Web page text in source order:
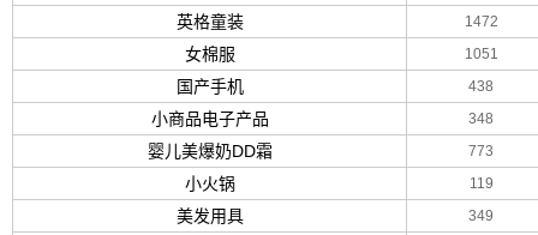
英格童装 1472
女棉服 1051
国产手机 438
小商品电子产品 348
婴儿美爆奶DD霜 773
小火锅 119
美发用具 349